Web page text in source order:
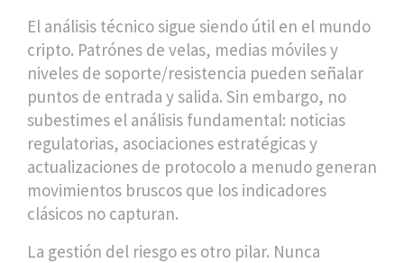
El análisis técnico sigue siendo útil en el mundo
cripto. Patrónes de velas, medias móviles y
niveles de soporte/resistencia pueden señalar
puntos de entrada y salida. Sin embargo, no
subestimes el análisis fundamental: noticias
regulatorias, asociaciones estratégicas y
actualizaciones de protocolo a menudo generan
movimientos bruscos que los indicadores
clásicos no capturan.
La gestión del riesgo es otro pilar. Nunca